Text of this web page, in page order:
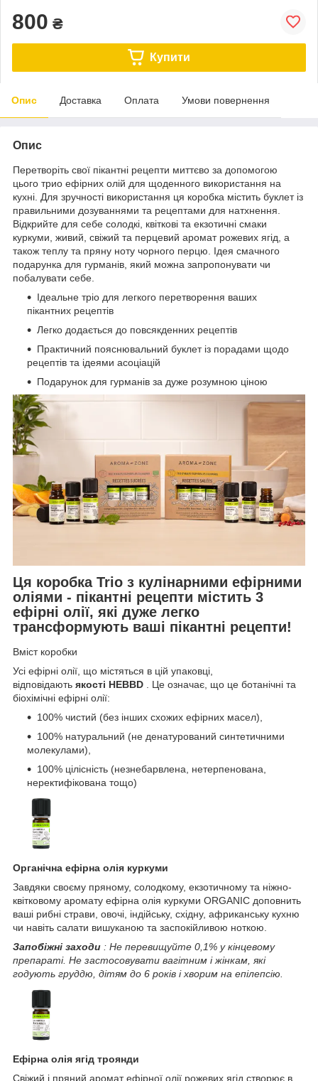
800 ₴
Купити
Опис Доставка Оплата Умови повернення
Опис
Перетворіть свої пікантні рецепти миттєво за допомогою
цього трио ефірних олій для щоденного використання на
кухні. Для зручності використання ця коробка містить буклет із
правильними дозуваннями та рецептами для натхнення.
Відкрийте для себе солодкі, квіткові та екзотичні смаки
куркуми, живий, свіжий та перцевий аромат рожевих ягід, а
також теплу та пряну ноту чорного перцю. Ідея смачного
подарунка для гурманів, який можна запропонувати чи
побалувати себе.
Ідеальне тріо для легкого перетворення ваших
пікантних рецептів
Легко додається до повсякденних рецептів
Практичний пояснювальний буклет із порадами щодо
рецептів та ідеями асоціацій
Подарунок для гурманів за дуже розумною ціною
Ця коробка Trio з кулінарними ефірними
оліями - пікантні рецепти містить 3
ефірні олії, які дуже легко
трансформують ваші пікантні рецепти!
Вміст коробки
Усі ефірні олії, що містяться в цій упаковці,
відповідають якості HEBBD . Це означає, що це ботанічні та
біохімічні ефірні олії:
100% чистий (без інших схожих ефірних масел),
100% натуральний (не денатурований синтетичними
молекулами),
100% цілісність (незнебарвлена, нетерпенована,
неректифікована тощо)
Органічна ефірна олія куркуми
Завдяки своєму пряному, солодкому, екзотичному та ніжно-
квітковому аромату ефірна олія куркуми ORGANIC доповнить
ваші рибні страви, овочі, індійську, східну, африканську кухню
чи навіть салати вишуканою та заспокійливою ноткою.
Запобіжні заходи : Не перевищуйте 0,1% у кінцевому
препараті. Не застосовувати вагітним і жінкам, які
годують груддю, дітям до 6 років і хворим на епілепсію.
Ефірна олія ягід троянди
Свіжий і пряний аромат ефірної олії рожевих ягід створює в